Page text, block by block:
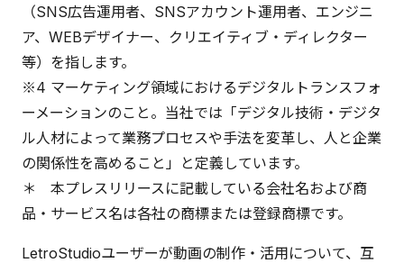
（SNS広告運用者、SNSアカウント運用者、エンジニ
ア、WEBデザイナー、クリエイティブ・ディレクター
等）を指します。
※4 マーケティング領域におけるデジタルトランスフォ
ーメーションのこと。当社では「デジタル技術・デジタ
ル人材によって業務プロセスや手法を変革し、人と企業
の関係性を高めること」と定義しています。
＊ 本プレスリリースに記載している会社名および商
品・サービス名は各社の商標または登録商標です。
LetroStudioユーザーが動画の制作・活用について、互